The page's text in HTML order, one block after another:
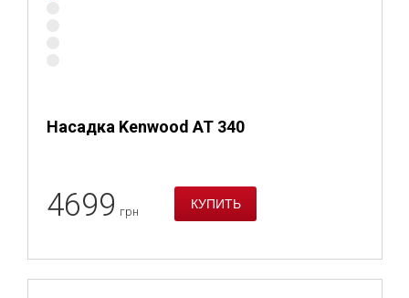
Насадка Kenwood AT 340
4699 грн